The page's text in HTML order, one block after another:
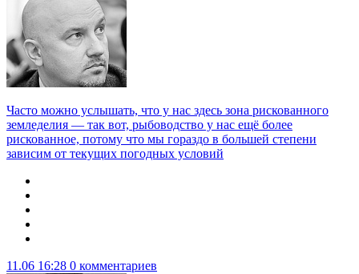
Часто можно услышать, что у нас здесь зона рискованного
земледелия — так вот, рыбоводство у нас ещё более
рискованное, потому что мы гораздо в большей степени
зависим от текущих погодных условий
11.06 16:28 0 комментариев